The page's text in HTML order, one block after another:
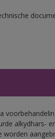
alkydhars-